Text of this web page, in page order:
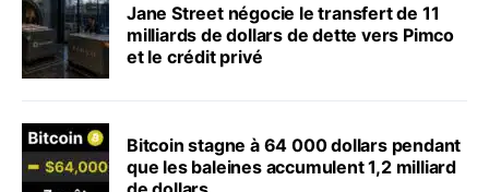
Jane Street négocie le transfert de 11
milliards de dollars de dette vers Pimco
et le crédit privé
Bitcoin stagne à 64 000 dollars pendant
que les baleines accumulent 1,2 milliard